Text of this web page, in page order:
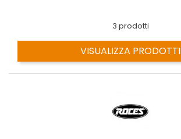
3 prodotti
VISUALIZZA PRODOTTI